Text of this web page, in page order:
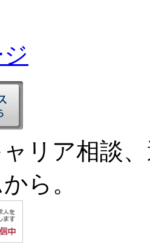
リア相談
ら。